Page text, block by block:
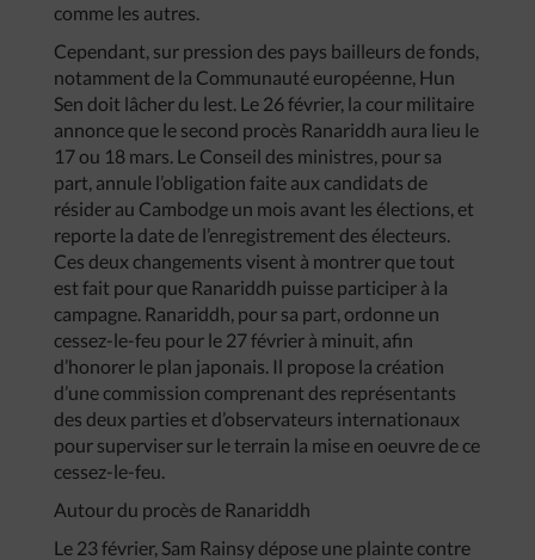
comme les autres.
Cependant, sur pression des pays bailleurs de fonds,
notamment de la Communauté européenne, Hun
Sen doit lâcher du lest. Le 26 février, la cour militaire
annonce que le second procès Ranariddh aura lieu le
17 ou 18 mars. Le Conseil des ministres, pour sa
part, annule l’obligation faite aux candidats de
résider au Cambodge un mois avant les élections, et
reporte la date de l’enregistrement des électeurs.
Ces deux changements visent à montrer que tout
est fait pour que Ranariddh puisse participer à la
campagne. Ranariddh, pour sa part, ordonne un
cessez-le-feu pour le 27 février à minuit, afin
d’honorer le plan japonais. Il propose la création
d’une commission comprenant des représentants
des deux parties et d’observateurs internationaux
pour superviser sur le terrain la mise en oeuvre de ce
cessez-le-feu.
Autour du procès de Ranariddh
Le 23 février, Sam Rainsy dépose une plainte contre